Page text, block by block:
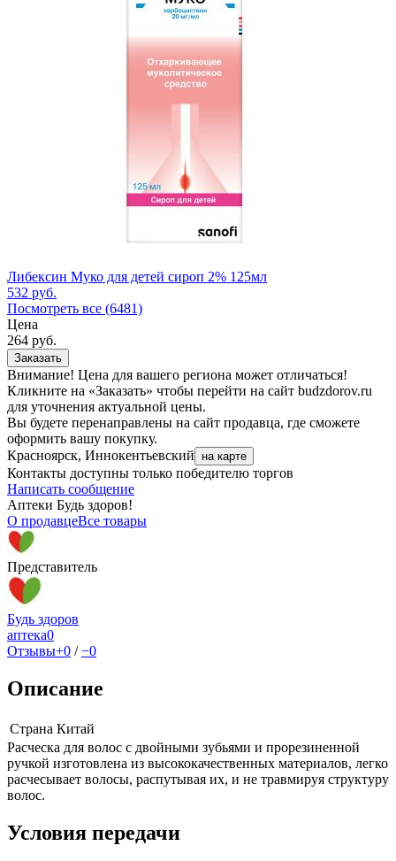
Либексин Муко для детей сироп 2% 125мл
532 руб.
Посмотреть все (6481)
Цена
264 руб.
Заказать
Внимание! Цена для вашего региона может отличаться!
Кликните на «Заказать» чтобы перейти на сайт budzdorov.ru
для уточнения актуальной цены.
Вы будете перенаправлены на сайт продавца, где сможете
оформить вашу покупку.
Красноярск, Иннокентьевский
на карте
Контакты доступны только победителю торгов
Написать сообщение
Аптеки Будь здоров!
О продавцеВсе товары
Представитель
Будь здоров
аптека0
Отзывы+0 /−0
Описание
Страна Китай
Расческа для волос с двойными зубьями и прорезиненной
ручкой изготовлена из высококачественных материалов, легко
расчесывает волосы, распутывая их, и не травмируя структуру
волос.
Условия передачи